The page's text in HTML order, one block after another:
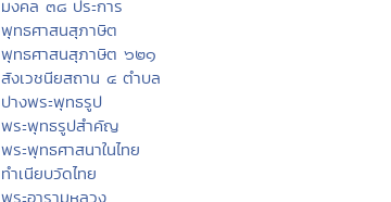
มงคล ๓๘ ประการ
พุทธศาสนสุภาษิต
พุทธศาสนสุภาษิต ๖๒๑
สังเวชนียสถาน ๔ ตำบล
ปางพระพุทธรูป
พระพุทธรูปสำคัญ
พระพุทธศาสนาในไทย
ทำเนียบวัดไทย